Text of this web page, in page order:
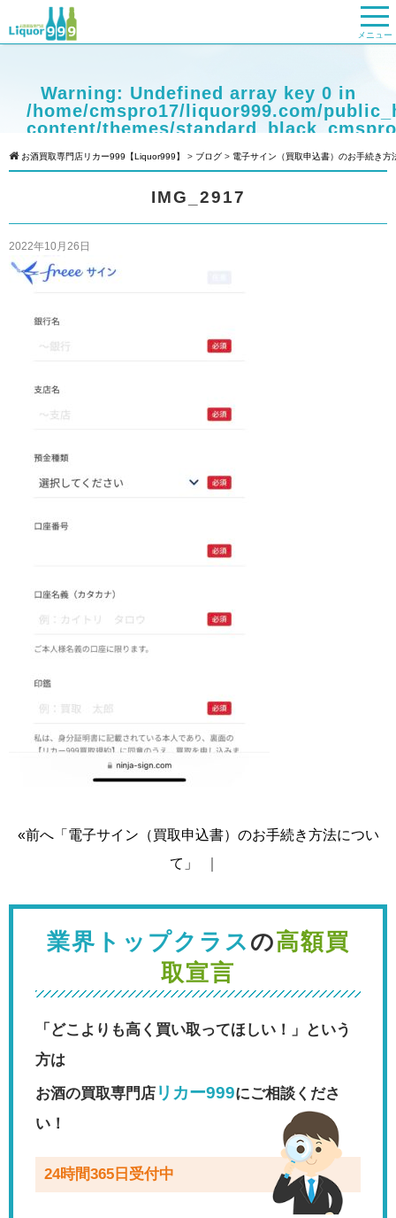
メニュー
Warning: Undefined array key 0 in
/home/cmspro17/liquor999.com/
content/themes/
"cat_name" on null in
お酒買取専門店リカー999【Liquor999】 > ブログ > 電子サイン（買取申込書）のお手続き方
IMG_2917
2022年10月26日
«前へ「電子サイン（買取申込書）のお手続き方法につい
て」
業界トップクラス の高額買
取宣言
「どこよりも高く買い取ってほしい！」という
方は
お酒の買取専門店 リカー999にご相談くださ
い！
24時間365日受付中